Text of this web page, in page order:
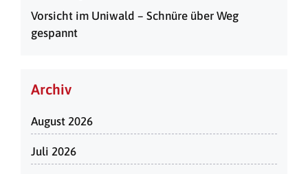
Vorsicht im Uniwald – Schnüre über Weg
gespannt
Archiv
August 2026
Juli 2026